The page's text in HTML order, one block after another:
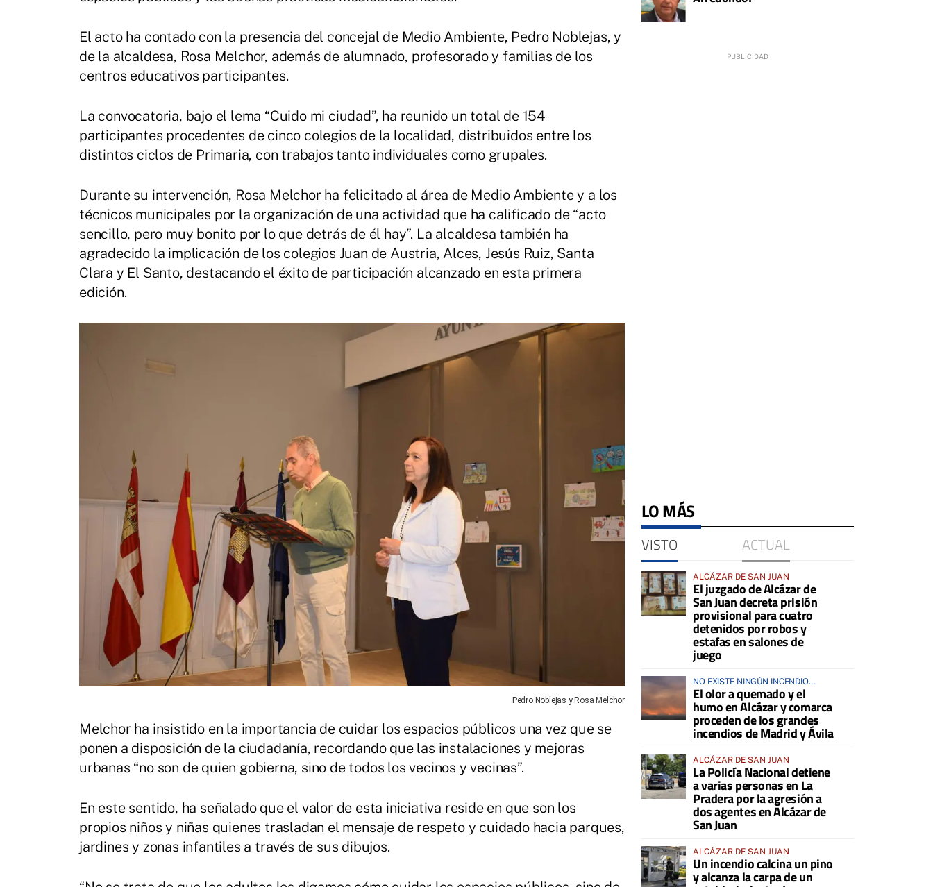
El acto ha contado con la presencia del concejal de Medio Ambiente, Pedro Noblejas, y
de la alcaldesa, Rosa Melchor, además de alumnado, profesorado y familias de los
centros educativos participantes.
La convocatoria, bajo el lema “Cuido mi ciudad”, ha reunido un total de 154
participantes procedentes de cinco colegios de la localidad, distribuidos entre los
distintos ciclos de Primaria, con trabajos tanto individuales como grupales.
Durante su intervención, Rosa Melchor ha felicitado al área de Medio Ambiente y a los
técnicos municipales por la organización de una actividad que ha calificado de “acto
sencillo, pero muy bonito por lo que detrás de él hay”. La alcaldesa también ha
agradecido la implicación de los colegios Juan de Austria, Alces, Jesús Ruiz, Santa
Clara y El Santo, destacando el éxito de participación alcanzado en esta primera
edición.
Pedro Noblejas y Rosa Melchor
Melchor ha insistido en la importancia de cuidar los espacios públicos una vez que se
ponen a disposición de la ciudadanía, recordando que las instalaciones y mejoras
urbanas “no son de quien gobierna, sino de todos los vecinos y vecinas”.
En este sentido, ha señalado que el valor de esta iniciativa reside en que son los
propios niños y niñas quienes trasladan el mensaje de respeto y cuidado hacia parques,
jardines y zonas infantiles a través de sus dibujos.
LO MÁS
VISTO ACTUAL
ALCÁZAR DE SAN JUAN
El juzgado de Alcázar de
San Juan decreta prisión
provisional para cuatro
detenidos por robos y
estafas en salones de
juego
NO EXISTE NINGÚN INCENDIO
ACTIVO EN LA COMARCA
El olor a quemado y el
humo en Alcázar y comarca
proceden de los grandes
incendios de Madrid y Ávila
ALCÁZAR DE SAN JUAN
La Policía Nacional detiene
a varias personas en La
Pradera por la agresión a
dos agentes en Alcázar de
San Juan
ALCÁZAR DE SAN JUAN
Un incendio calcina un pino
y alcanza la carpa de un